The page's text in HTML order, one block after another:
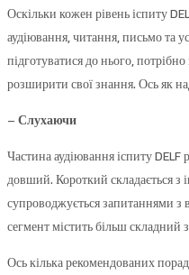
Оскільки кожен рівень іспиту
аудіювання, читання, письмо та
підготуватися до нього,
розширити свої знання. Ось як
– Слухаючи
Частина аудіювання іспиту DELF
довший. Короткий складається з
супроводжується запитаннями
сегмент містить більш
Ось кілька рекомендованих